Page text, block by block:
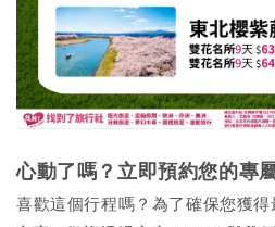
心動了嗎？立即預約您的專
喜歡這個行程嗎？為了確保您獲